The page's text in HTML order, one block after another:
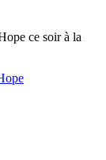
ce soir à la